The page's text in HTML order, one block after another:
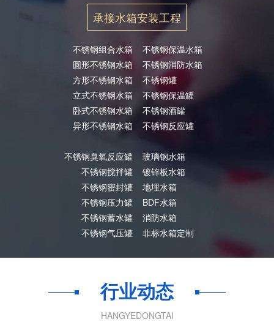
承接水箱安装工程
不锈钢组合水箱
圆形不锈钢水箱
方形不锈钢水箱
立式不锈钢水箱
卧式不锈钢水箱
异形不锈钢水箱
不锈钢臭氧反应罐
不锈钢搅拌罐
不锈钢密封罐
不锈钢压力罐
不锈钢蓄水罐
不锈钢气压罐
不锈钢保温水箱
不锈钢消防水箱
不锈钢罐
不锈钢保温罐
不锈钢酒罐
不锈钢反应罐
玻璃钢水箱
镀锌板水箱
地埋水箱
BDF水箱
消防水箱
非标水箱定制
行业动态
HANGYEDONGTAI